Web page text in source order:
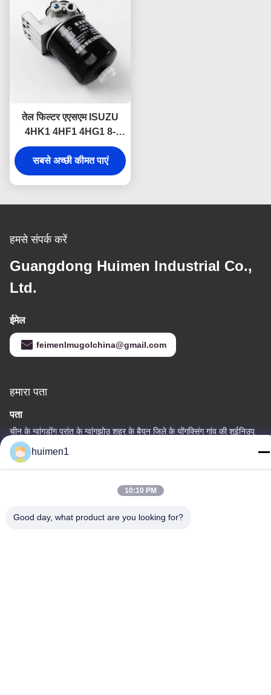
तेल फिल्टर एएसएम ISUZU
4HK1 4HF1 4HG1 8-
97148268-2 ISUZU इंजन
पार्ट्स के लिए
सबसे अच्छी कीमत पाएं
हमसे संपर्क करें
Guangdong Huimen Industrial Co.,
Ltd.
ईमेल
feimenlmugolchina@gmail.com
हमारा पता
पता
चीन के ग्वांगडोंग प्रांत के ग्वांगझोउ शहर के बैयुन जिले के योंगक्सिंग गांव की शुईनिउपु
स्ट्रीट, नंबर 1-3
टेलीफोन
huimen1
10:10 PM
Good day, what product are you looking for?